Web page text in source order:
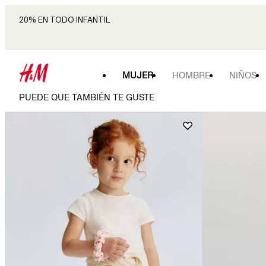
20% EN TODO INFANTIL
MUJER HOMBRE NIÑOS
PUEDE QUE TAMBIÉN TE GUSTE